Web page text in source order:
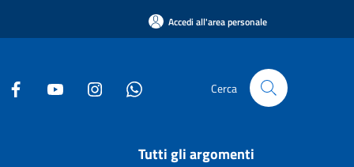
Accedi all'area personale
Cerca
Tutti gli argomenti